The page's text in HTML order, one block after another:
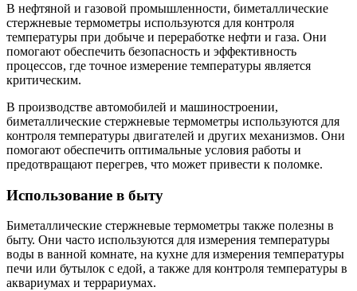
В нефтяной и газовой промышленности, биметаллические
стержневые термометры используются для контроля
температуры при добыче и переработке нефти и газа. Они
помогают обеспечить безопасность и эффективность
процессов, где точное измерение температуры является
критическим.
В производстве автомобилей и машиностроении,
биметаллические стержневые термометры используются для
контроля температуры двигателей и других механизмов. Они
помогают обеспечить оптимальные условия работы и
предотвращают перегрев, что может привести к поломке.
Использование в быту
Биметаллические стержневые термометры также полезны в
быту. Они часто используются для измерения температуры
воды в ванной комнате, на кухне для измерения температуры
печи или бутылок с едой, а также для контроля температуры в
аквариумах и террариумах.